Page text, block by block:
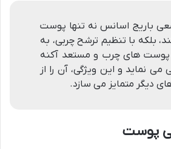
باریج اسانس نه تنها پوست
بلکه با تنظیم ترشح چربی، به
پوست های چرب و مستعد آکنه
می نماید و این ویژگی، آن را از
دیگر متمایز می سازد.
پوست